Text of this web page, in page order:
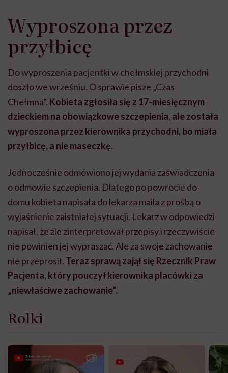
Wyproszona przez
przyłbicę
Do wyproszenia pacjentki w chełmskiej przychodni
doszło we wrześniu. O sprawie pisze „Czas
Chełmna”. Kobieta zgłosiła się z 17-miesięcznym
dzieckiem na obowiązkowe szczepienia, ale została
wyproszona przez kierownika przychodni, bo miała
przyłbicę, a nie maseczkę.
Jednocześnie odmówiono jej wydania zaświadczenia
o odmowie szczepienia. Dlatego po powrocie do
domu kobieta napisała do lekarza maila z prośbą o
wyjaśnienie zaistniałej sytuacji. Lekarz w odpowiedzi
napisał, że źle zinterpretował przepisy i rzeczywiście
nie powinien jej wypraszać. Ale za swoje zachowanie
nie przeprosił. Teraz sprawą zajął się Rzecznik Praw
Pacjenta, który pouczył kierownika placówki za
„niewłaściwe zachowanie”.
Rolki